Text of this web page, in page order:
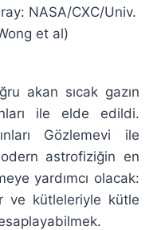
NASA/CXC/Univ.
et al)
akan sıcak gazın
ile elde edildi.
Gözlemevi ile
astrofiziğin en
yardımcı olacak:
ve kütleleriyle kütle